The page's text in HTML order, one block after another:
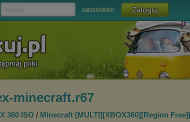
zapomniałem
minecraft.r67
360 ISO / Minecraft [MULTI][XBOX360][Region